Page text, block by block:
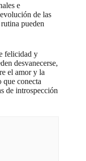
e
de las
pueden
felicidad y
desvanecerse,
el amor y la
conecta
de introspección